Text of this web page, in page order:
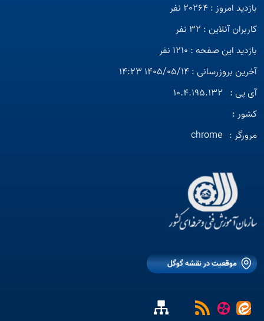
بازدید امروز : 20264 نفر
کاربران آنلاین : 32 نفر
بازدید این صفحه : 1210 نفر
آخرین بروزرسانی : 1405/05/14 14:23
آی پی : 10.4.195.132
کشور :
مرورگر : chrome
موقعیت در نقشه گوگل